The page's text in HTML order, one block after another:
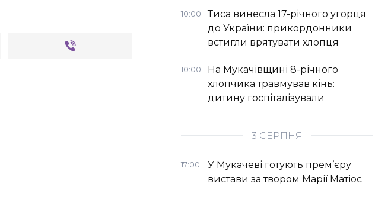
10:00
Тиса винесла 17-річного угорця
до України: прикордонники
встигли врятувати хлопця
10:00
На Мукачівщині 8-річного
хлопчика травмував кінь:
дитину госпіталізували
3 СЕРПНЯ
17:00
У Мукачеві готують прем’єру
вистави за твором Марії Матіос